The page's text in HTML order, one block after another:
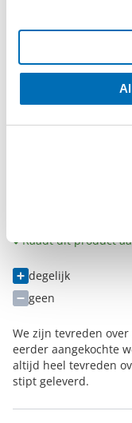
Kunnen niet aan
Goed geadviseerd
Raadt dit product
degelijk
geen
We zijn tevreden
eerder aangekochte
altijd heel tevreden
stipt geleverd.